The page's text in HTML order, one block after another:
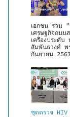
เอกชน ร่วม
เศรษฐกิจถน
เครื่องประดับ
สัมพันธวงศ์ พ
กันยายน
ชุดตรวจ HIV